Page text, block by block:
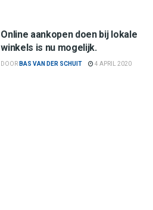
Online aankopen doen bij lokale
winkels is nu mogelijk.
DOOR BAS VAN DER SCHUIT 4 APRIL 2020